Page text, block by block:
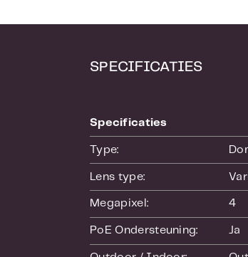
SPECIFICATIES
Specificaties
Type:
Lens type:
Megapixel: 4
PoE Ondersteuning: Ja